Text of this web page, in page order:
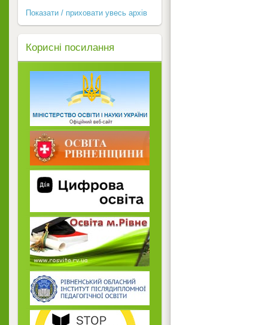
Показати / приховати увесь архів
Корисні посилання